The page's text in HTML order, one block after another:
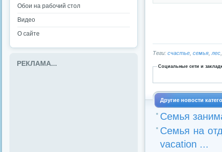
Теги: счастье семья лес
Социальные сети и
Другие новости
Семья
Семья на
vacation ...
Обои на рабочий стол
Видео
О сайте
РЕКЛАМА...